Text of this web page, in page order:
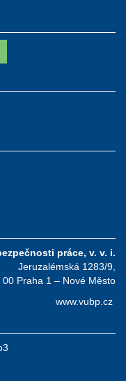
práce, v. v. i.
Jeruzalémská 1283/9,
00 Praha 1 – Nové Město
www.vubp.cz